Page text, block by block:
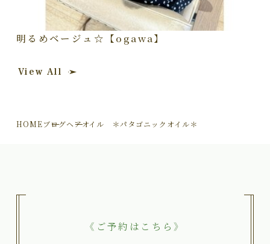
明るめベージュ☆【ogawa】
View All
HOMEブログヘアオイル ＊パタゴニックオイル＊
《ご予約はこちら》